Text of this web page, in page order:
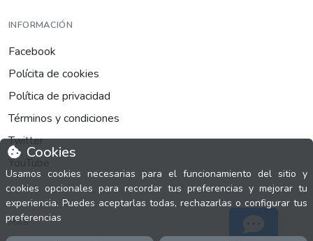
Cookies
Usamos cookies necesarias para el funcionamiento del sitio y
cookies opcionales para recordar tus preferencias y mejorar tu
experiencia. Puedes aceptarlas todas, rechazarlas o configurar tus
preferencias
INFORMACIÓN
Facebook
Polícita de cookies
Política de privacidad
Términos y condiciones
Twitter
YouTube
MÁS